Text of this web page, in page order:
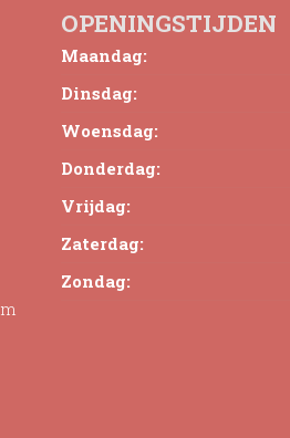
OPENINGSTIJDEN
Maandag:
Dinsdag:
Woensdag:
Donderdag:
Vrijdag:
Zaterdag:
Zondag: